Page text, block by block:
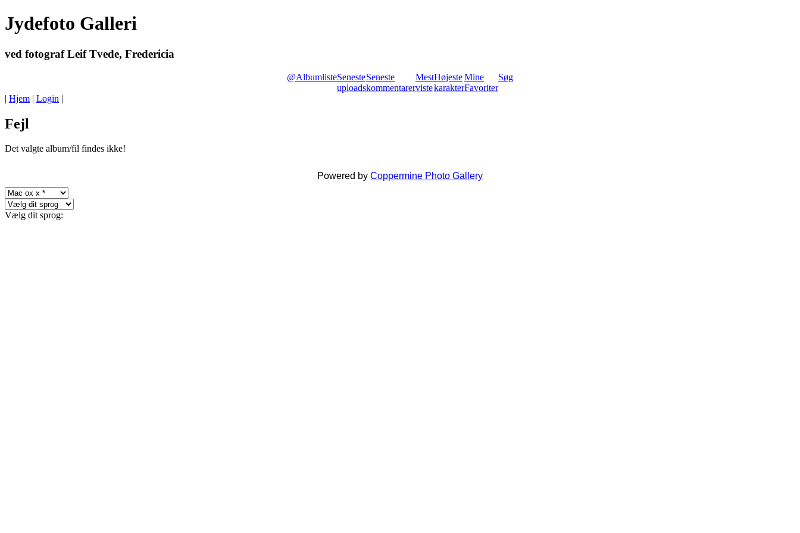
Jydefoto Galleri
ved fotograf Leif Tvede, Fredericia
@AlbumlisteSeneste
uploads
Seneste
kommentarer
Mest
viste
Højeste
karakter
Mine
Favoriter
Søg
| Hjem | Login |
Fejl
Det valgte album/fil findes ikke!
Powered by Coppermine Photo Gallery
Vælg dit sprog: